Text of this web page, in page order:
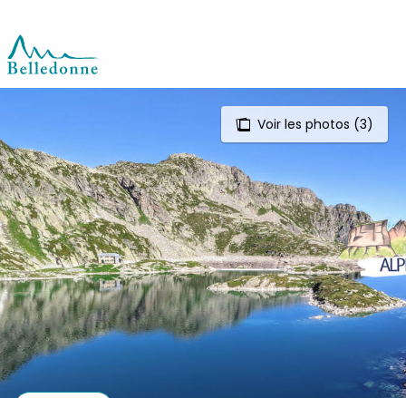
contenu
principal
Voir les photos (3)